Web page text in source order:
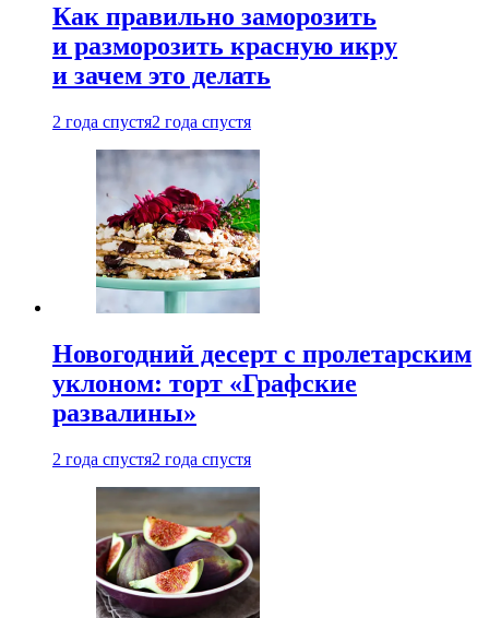
Как правильно заморозить
и разморозить красную икру
и зачем это делать
2 года спустя2 года спустя
Новогодний десерт с пролетарским
уклоном: торт «Графские
развалины»
2 года спустя2 года спустя